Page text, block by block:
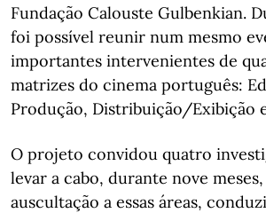
Fundação Calouste Gulbenkian.
foi possível reunir num mesmo
importantes intervenientes de
matrizes do cinema português:
Produção, Distribuição/Exibição
O projeto convidou quatro
levar a cabo, durante nove
auscultação a essas áreas,